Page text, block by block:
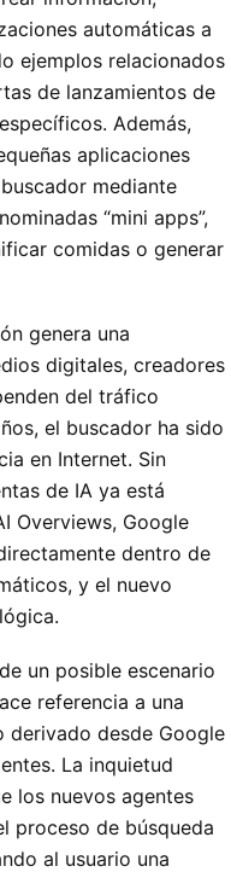
automáticas a
ejemplos relacionados
de lanzamientos de
Además,
aplicaciones
mediante
“mini apps”,
comidas o generar
genera una
digitales, creadores
del tráfico
el buscador ha sido
en Internet. Sin
de IA ya está
Overviews, Google
dentro de
y el nuevo
un posible escenario
referencia a una
derivado desde Google
La inquietud
los nuevos agentes
proceso de búsqueda
al usuario una